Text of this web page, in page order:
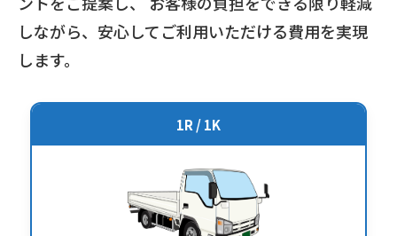
しながら、安心してご利用いただける費用を実現
します。
1R / 1K